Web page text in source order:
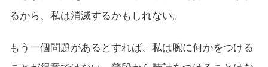
るから、私は消滅するかもしれない。
もう一個問題があるとすれば、私は腕に何かをつける